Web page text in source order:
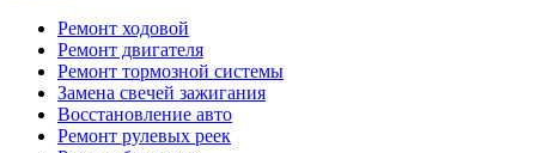
Ремонт ходовой
Ремонт двигателя
Ремонт тормозной системы
Замена свечей зажигания
Восстановление авто
Ремонт рулевых реек